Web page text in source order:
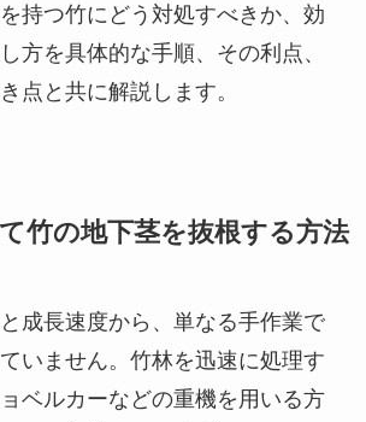
持つ竹にどう対処すべきか、効
方を具体的な手順、その利点、
点と共に解説します。
竹の地下茎を抜根する方法
成長速度から、単なる手作業で
いません。竹林を迅速に処理す
ベルカーなどの重機を用いる方